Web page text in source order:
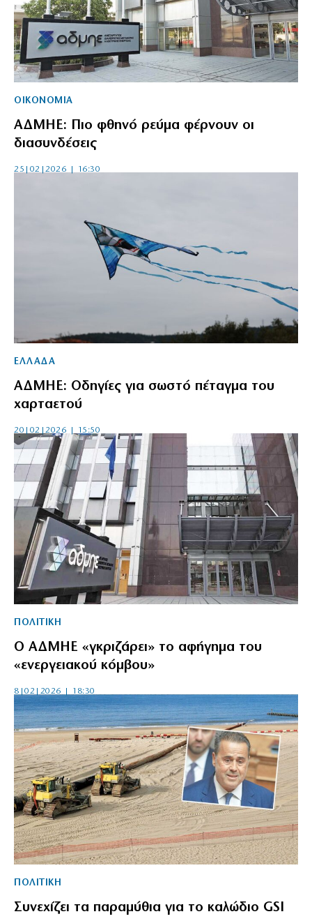
ΟΙΚΟΝΟΜΙΑ
ΑΔΜΗΕ: Πιο φθηνό ρεύμα φέρνουν οι
διασυνδέσεις
25|02|2026 | 16:30
ΕΛΛΑΔΑ
ΑΔΜΗΕ: Οδηγίες για σωστό πέταγμα του
χαρταετού
20|02|2026 | 15:50
ΠΟΛΙΤΙΚΗ
Ο ΑΔΜΗΕ «γκριζάρει» το αφήγημα του
«ενεργειακού κόμβου»
8|02|2026 | 18:30
ΠΟΛΙΤΙΚΗ
Συνεχίζει τα παραμύθια για το καλώδιο GSI